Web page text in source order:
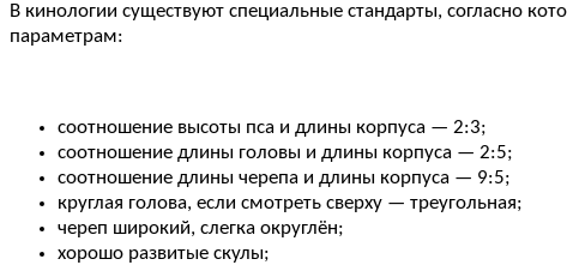
В кинологии существуют специальные стандарты, согласно
параметрам:
соотношение высоты пса и длины корпуса — 2:3;
соотношение длины головы и длины корпуса — 2:5;
соотношение длины черепа и длины корпуса — 9:5;
круглая голова, если смотреть сверху — треугольная;
череп широкий, слегка округлён;
хорошо развитые скулы;